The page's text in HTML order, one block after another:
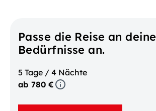
Passe die Reise an deine
Bedürfnisse an.
5 Tage / 4 Nächte
ab 780 €